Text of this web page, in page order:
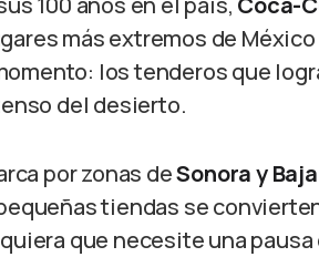
más extremos de
los tenderos que
del desierto.
por zonas deSonora y
tiendas se
que necesite una